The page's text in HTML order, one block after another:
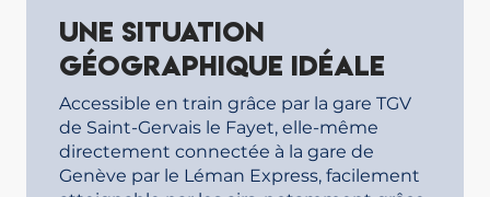
Une situation
géographique idéale
Accessible en train grâce par la gare TGV
de Saint-Gervais le Fayet, elle-même
directement connectée à la gare de
Genève par le Léman Express, facilement